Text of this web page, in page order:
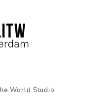
World Studio